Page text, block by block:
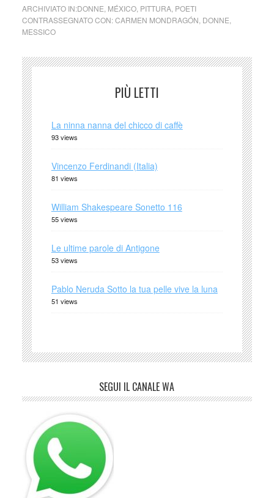
ARCHIVIATO IN:DONNE MÉXICO, PITTURA, POETI
CONTRASSEGNATO CON:CARMEN MONDRAGÓN DONNE
MESSICO
PIÙ LETTI
La ninna nanna del chicco di caffè
93 views
Vincenzo Ferdinandi (Italia)
81 views
William Shakespeare Sonetto 116
55 views
Le ultime parole di Antigone
53 views
Pablo Neruda Sotto la tua pelle vive la luna
51 views
SEGUI IL CANALE WA